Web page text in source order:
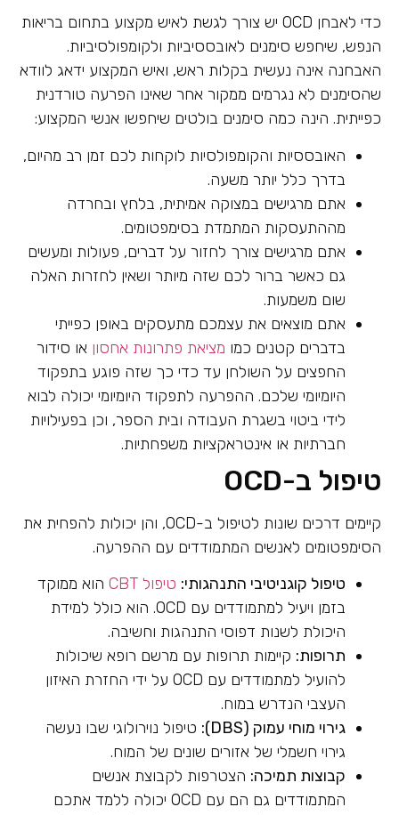
כדי לאבחן OCD יש צורך לגשת לאיש מקצוע בתחום בריאות
הנפש, שיחפש סימנים לאובססיביות ולקומפולסיביות.
האבחנה אינה נעשית בקלות ראש, ואיש המקצוע ידאג לוודא
שהסימנים לא נגרמים ממקור אחר שאינו הפרעה טורדנית
כפייתית. הינה כמה סימנים בולטים שיחפשו אנשי המקצוע:
האובססיות והקומפולסיות לוקחות לכם זמן רב מהיום,
בדרך כלל יותר משעה.
אתם מרגישים במצוקה אמיתית, בלחץ ובחרדה
מההתעסקות המתמדת בסימפטומים.
אתם מרגישים צורך לחזור על דברים, פעולות ומעשים
גם כאשר ברור לכם שזה מיותר ושאין לחזרות האלה
שום משמעות.
אתם מוצאים את עצמכם מתעסקים באופן כפייתי
בדברים קטנים כמו מציאת פתרונות אחסון או סידור
החפצים על השולחן עד כדי כך שזה פוגע בתפקוד
היומיומי שלכם. ההפרעה לתפקוד היומיומי יכולה לבוא
לידי ביטוי בשגרת העבודה ובית הספר, וכן בפעילויות
חברתיות או אינטראקציות משפחתיות.
טיפול ב-OCD
קיימים דרכים שונות לטיפול ב-OCD, והן יכולות להפחית את
הסימפטומים לאנשים המתמודדים עם ההפרעה.
טיפול קוגניטיבי התנהגותי: טיפול CBT
הוא ממוקד
בזמן ויעיל למתמודדים עם OCD. הוא כולל למידת
היכולת לשנות דפוסי התנהגות וחשיבה.
תרופות: קיימות תרופות עם מרשם רופא שיכולות
להועיל למתמודדים עם OCD על ידי החזרת האיזון
העצבי הנדרש במוח.
גירוי מוחי עמוק (DBS):
טיפול נוירולוגי שבו נעשה
גירוי חשמלי של אזורים שונים של המוח.
קבוצות תמיכה: הצטרפות לקבוצת אנשים
המתמודדים גם הם עם OCD יכולה ללמד אתכם